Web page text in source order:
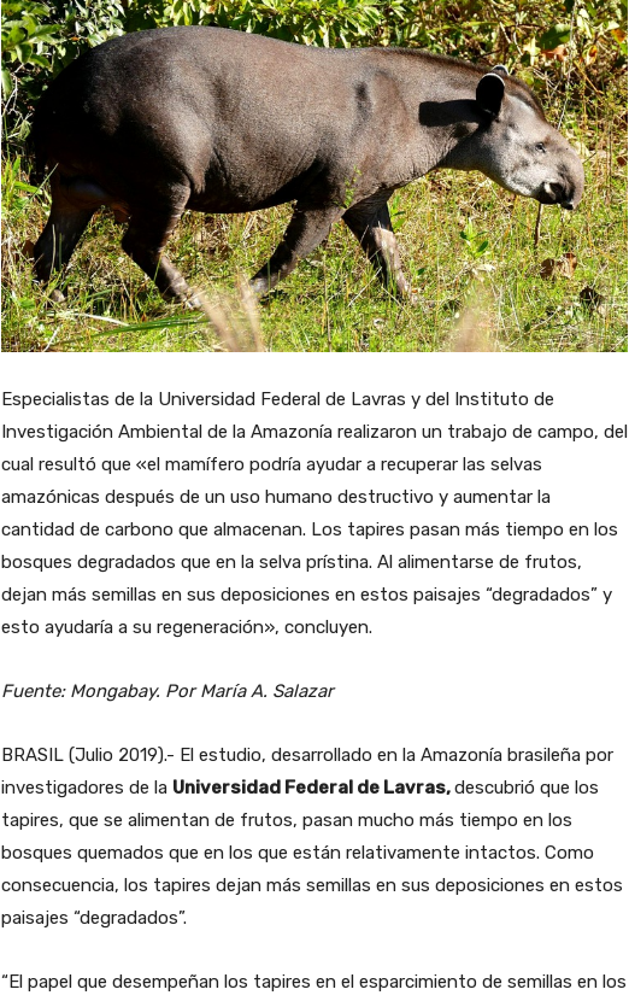
Especialistas de la Universidad Federal de Lavras y del Instituto de
Investigación Ambiental de la Amazonía realizaron un trabajo de campo, del
cual resultó que «el mamífero podría ayudar a recuperar las selvas
amazónicas después de un uso humano destructivo y aumentar la
cantidad de carbono que almacenan. Los tapires pasan más tiempo en los
bosques degradados que en la selva prístina. Al alimentarse de frutos,
dejan más semillas en sus deposiciones en estos paisajes “degradados” y
esto ayudaría a su regeneración», concluyen.
Fuente: Mongabay. Por María A. Salazar
BRASIL (Julio 2019).- El estudio, desarrollado en la Amazonía brasileña por
investigadores de la Universidad Federal de Lavras,descubrió que los
tapires, que se alimentan de frutos, pasan mucho más tiempo en los
bosques quemados que en los que están relativamente intactos. Como
consecuencia, los tapires dejan más semillas en sus deposiciones en estos
paisajes “degradados”.
“El papel que desempeñan los tapires en el esparcimiento de semillas en los